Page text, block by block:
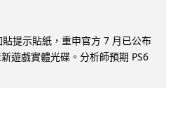
提示貼紙，重申官方 7 月已公布
遊戲實體光碟。分析師預期 PS6